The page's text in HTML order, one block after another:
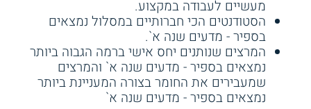
מעשיים לעבודה במקצוע.
הסטודנטים הכי חברותיים במסלול נמצאים
בספיר - מדעים שנה א`.
המרצים שנותנים יחס אישי ברמה הגבוה ביותר
נמצאים בספיר - מדעים שנה א` והמרצים
שמעבירים את החומר בצורה המעניינת ביותר
נמצאים בספיר - מדעים שנה א`